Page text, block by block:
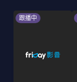
跟播中